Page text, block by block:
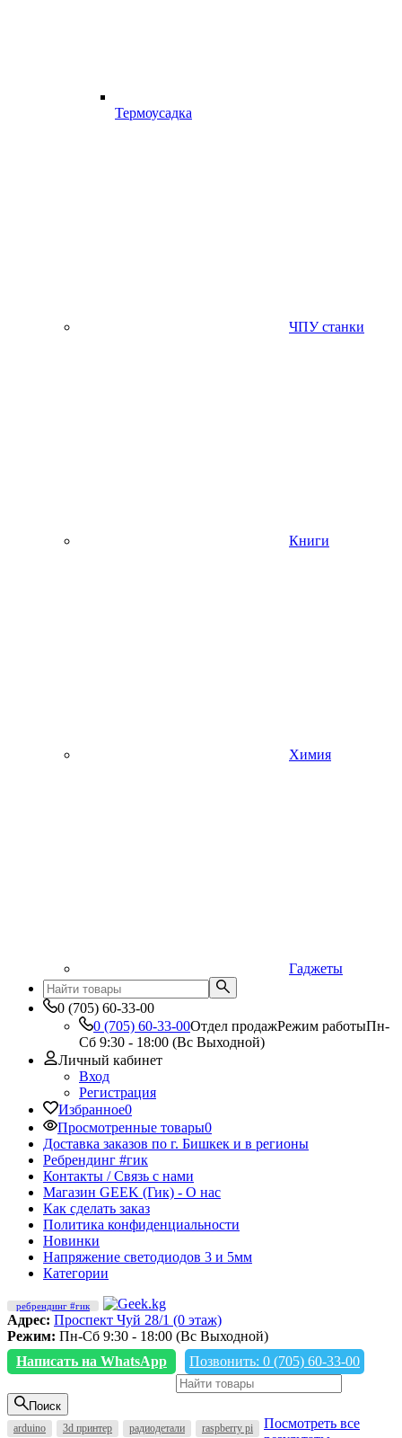
Термоусадка
ЧПУ станки
Книги
Химия
Гаджеты
0 (705) 60-33-00
0 (705) 60-33-00Отдел продажРежим работыПн-
Сб 9:30 - 18:00 (Вс Выходной)
Личный кабинет
Вход
Регистрация
Избранное0
Просмотренные товары0
Доставка заказов по г. Бишкек и в регионы
Ребрендинг #гик
Контакты / Связь с нами
Магазин GEEK (Гик) - О нас
Как сделать заказ
Политика конфиденциальности
Новинки
Напряжение светодиодов 3 и 5мм
Категории
ребрендинг #гик
Адрес: Проспект Чуй 28/1 (0 этаж)
Режим: Пн-Сб 9:30 - 18:00 (Вс Выходной)
Написать на WhatsApp
Позвонить: 0 (705) 60-33-00
Поиск
arduino 3d принтер радиодетали raspberry pi
Посмотреть все